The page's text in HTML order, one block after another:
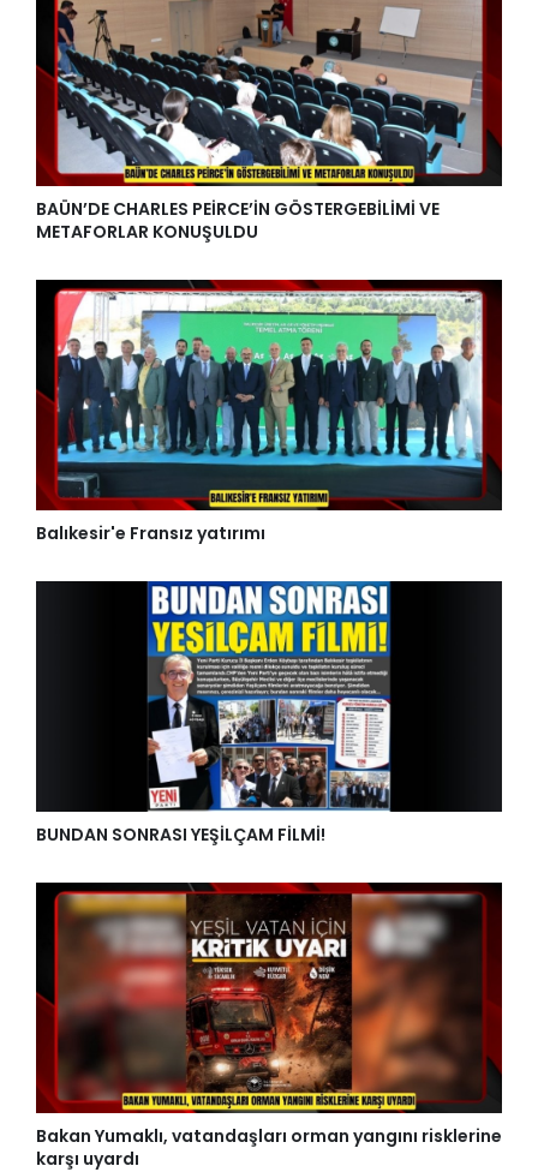
BAÜN’DE CHARLES PEİRCE’İN GÖSTERGEBİLİMİ VE
METAFORLAR KONUŞULDU
Balıkesir'e Fransız yatırımı
BUNDAN SONRASI YEŞİLÇAM FİLMİ!
Bakan Yumaklı, vatandaşları orman yangını risklerine
karşı uyardı